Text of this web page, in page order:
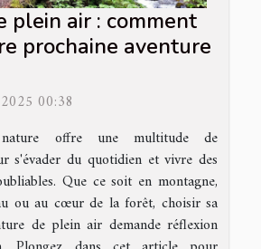
plein air : comment
prochaine aventure
00:38
offre une multitude de
s'évader du quotidien et vivre des
Que ce soit en montagne,
ou au cœur de la forêt, choisir sa
de plein air demande réflexion